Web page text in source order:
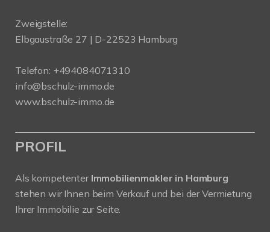
Zweigstelle:
Elbgaustraße 27 | D-22523 Hamburg
Telefon: +494084071310
info@bschulz-immo.de
www.bschulz-immo.de
PROFIL
Als kompetenter Immobilienmakler in Hamburg
stehen wir Ihnen beim Verkauf und bei der Vermietung
Ihrer Immobilie zur Seite.